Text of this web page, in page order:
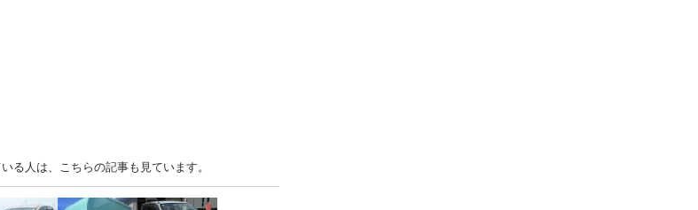
る人は、こちらの記事も見ています。